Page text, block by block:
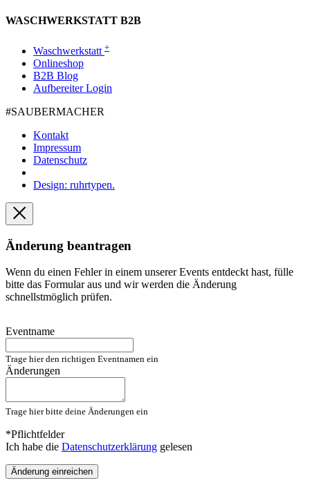
WASCHWERKSTATT B2B
Waschwerkstatt +
Onlineshop
B2B Blog
Aufbereiter Login
#SAUBER­MACHER
Kontakt
Impressum
Datenschutz
Design: ruhrtypen.
Änderung beantragen
Wenn du einen Fehler in einem unserer Events entdeckt hast, fülle
bitte das Formular aus und wir werden die Änderung
schnellstmöglich prüfen.
Eventname
Trage hier den richtigen Eventnamen ein
Änderungen
Trage hier bitte deine Änderungen ein
*Pflichtfelder
Ich habe die Datenschutzerklärung gelesen
Änderung einreichen